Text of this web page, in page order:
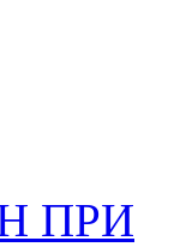
ПРИ